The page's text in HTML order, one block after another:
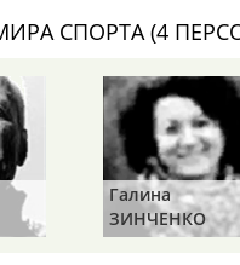
тренере,
спорта - это одни
Магомед
АБДУСАЛАМОВ
СПОРТА (4
Галина
ЗИНЧЕНКО